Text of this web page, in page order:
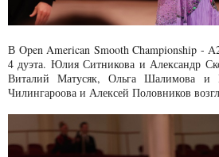
В Open American Smooth Championship -
4 дуэта. Юлия Ситникова и Александр
Виталий Матусяк, Ольга Шалимова
Чилингароова и Алексей Половников